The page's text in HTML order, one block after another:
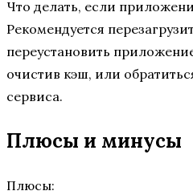
Что делать, если
Рекомендуется
переустановить
очистив кэш, или
сервиса.
Плюсы и минусы
Плюсы: